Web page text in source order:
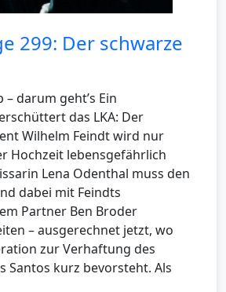
299: Der schwarze
darum geht’s Ein
das LKA: Der
Wilhelm Feindt wird nur
Hochzeit lebensgefährlich
Lena Odenthal muss den
dabei mit Feindts
Partner Ben Broder
– ausgerechnet jetzt, wo
zur Verhaftung des
Santos kurz bevorsteht. Als